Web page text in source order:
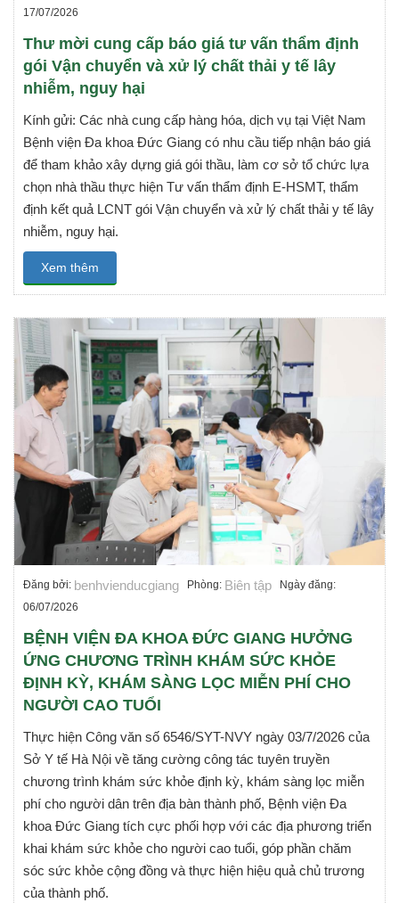
17/07/2026
Thư mời cung cấp báo giá tư vấn thẩm định
gói Vận chuyển và xử lý chất thải y tế lây
nhiễm, nguy hại
Kính gửi: Các nhà cung cấp hàng hóa, dịch vụ tại Việt Nam
Bệnh viện Đa khoa Đức Giang có nhu cầu tiếp nhận báo giá
để tham khảo xây dựng giá gói thầu, làm cơ sở tổ chức lựa
chọn nhà thầu thực hiện Tư vấn thẩm định E-HSMT, thẩm
định kết quả LCNT gói Vận chuyển và xử lý chất thải y tế lây
nhiễm, nguy hại.
Xem thêm
Đăng bởi: benhvienducgiang Phòng: Biên tập Ngày đăng:
06/07/2026
BỆNH VIỆN ĐA KHOA ĐỨC GIANG HƯỞNG
ỨNG CHƯƠNG TRÌNH KHÁM SỨC KHỎE
ĐỊNH KỲ, KHÁM SÀNG LỌC MIỄN PHÍ CHO
NGƯỜI CAO TUỔI
Thực hiện Công văn số 6546/SYT-NVY ngày 03/7/2026 của
Sở Y tế Hà Nội về tăng cường công tác tuyên truyền
chương trình khám sức khỏe định kỳ, khám sàng lọc miễn
phí cho người dân trên địa bàn thành phố, Bệnh viện Đa
khoa Đức Giang tích cực phối hợp với các địa phương triển
khai khám sức khỏe cho người cao tuổi, góp phần chăm
sóc sức khỏe cộng đồng và thực hiện hiệu quả chủ trương
của thành phố.